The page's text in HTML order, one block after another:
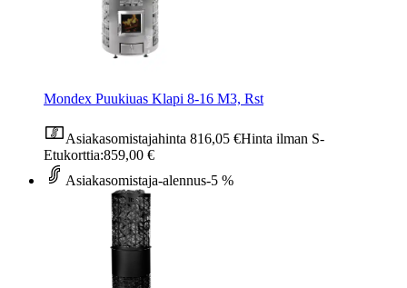
Mondex Puukiuas Klapi 8-16 M3, Rst
Asiakasomistajahinta 816,05 €Hinta ilman S-
Etukorttia:859,00 €
Asiakasomistaja-alennus-5 %